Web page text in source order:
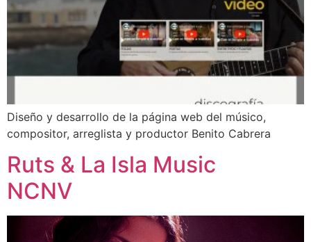
Diseño y desarrollo de la página web del músico,
compositor, arreglista y productor Benito Cabrera
Ruts & La Isla Music
NCNV